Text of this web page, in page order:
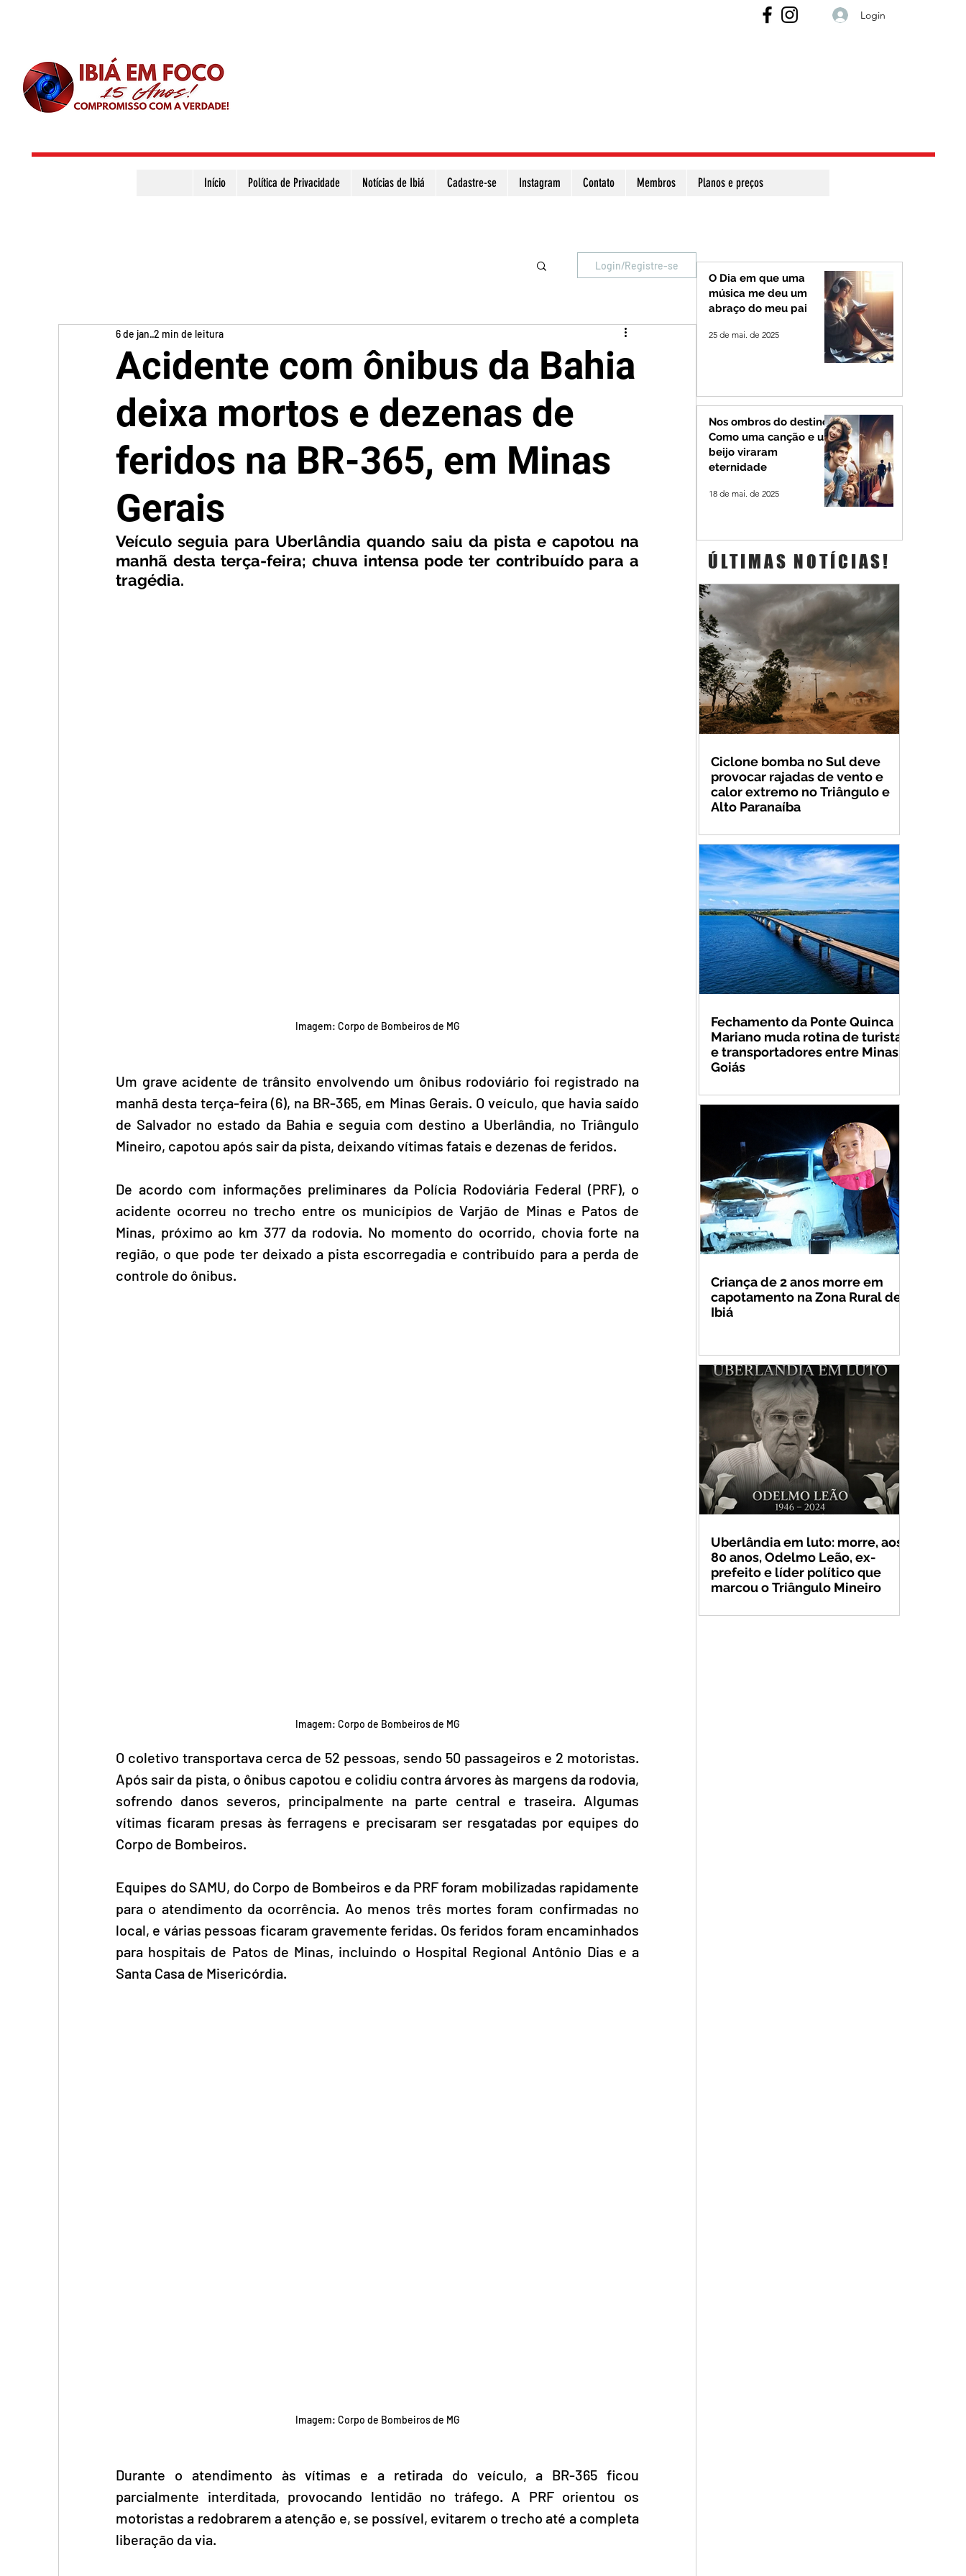
Login
Início Política de Privacidade Notícias de Ibiá Cadastre-se Instagram Contato Membros Planos e preços
Login/Registre-se
Acidente com ônibus da Bahia
deixa mortos e dezenas de
feridos na BR-365, em Minas
Gerais
6 de jan.2 min de leitura
Veículo seguia para Uberlândia quando saiu da pista e capotou na
manhã desta terça-feira; chuva intensa pode ter contribuído para a
tragédia.
Imagem: Corpo de Bombeiros de MG
Um grave acidente de trânsito envolvendo um ônibus rodoviário foi registrado na
manhã desta terça-feira (6), na BR-365, em Minas Gerais. O veículo, que havia saído
de Salvador no estado da Bahia e seguia com destino a Uberlândia, no Triângulo
Mineiro, capotou após sair da pista, deixando vítimas fatais e dezenas de feridos.
De acordo com informações preliminares da Polícia Rodoviária Federal (PRF), o
acidente ocorreu no trecho entre os municípios de Varjão de Minas e Patos de
Minas, próximo ao km 377 da rodovia. No momento do ocorrido, chovia forte na
região, o que pode ter deixado a pista escorregadia e contribuído para a perda de
controle do ônibus.
Imagem: Corpo de Bombeiros de MG
O coletivo transportava cerca de 52 pessoas, sendo 50 passageiros e 2 motoristas.
Após sair da pista, o ônibus capotou e colidiu contra árvores às margens da rodovia,
sofrendo danos severos, principalmente na parte central e traseira. Algumas
vítimas ficaram presas às ferragens e precisaram ser resgatadas por equipes do
Corpo de Bombeiros.
Equipes do SAMU, do Corpo de Bombeiros e da PRF foram mobilizadas rapidamente
para o atendimento da ocorrência. Ao menos três mortes foram confirmadas no
local, e várias pessoas ficaram gravemente feridas. Os feridos foram encaminhados
para hospitais de Patos de Minas, incluindo o Hospital Regional Antônio Dias e a
Santa Casa de Misericórdia.
Imagem: Corpo de Bombeiros de MG
Durante o atendimento às vítimas e a retirada do veículo, a BR-365 ficou
parcialmente interditada, provocando lentidão no tráfego. A PRF orientou os
motoristas a redobrarem a atenção e, se possível, evitarem o trecho até a completa
liberação da via.
O Dia em que uma
música me deu um
abraço do meu pai
25 de mai. de 2025
Nos ombros do destino:
Como uma canção e um
beijo viraram
eternidade
18 de mai. de 2025
ÚLTIMAS NOTÍCIAS!
Ciclone bomba no Sul deve
provocar rajadas de vento e
calor extremo no Triângulo e
Alto Paranaíba
Fechamento da Ponte Quinca
Mariano muda rotina de turistas
e transportadores entre Minas e
Goiás
Criança de 2 anos morre em
capotamento na Zona Rural de
Ibiá
Uberlândia em luto: morre, aos
80 anos, Odelmo Leão, ex-
prefeito e líder político que
marcou o Triângulo Mineiro